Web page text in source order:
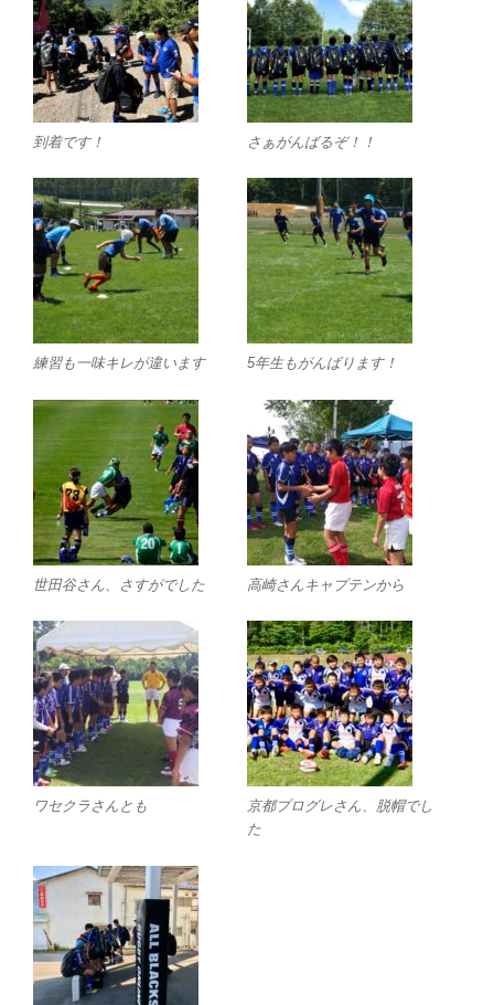
到着です！ さぁがんばるぞ！！
練習も一味キレが違います 5年生もがんばります！
世田谷さん、さすがでした 高崎さんキャプテンから
ワセクラさんとも
京都プログレさん、脱帽でし
た